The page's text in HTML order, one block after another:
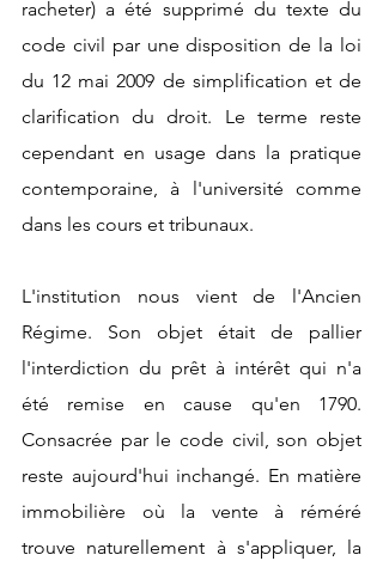
racheter) a été supprimé du texte du
code civil par une disposition de la loi
du 12 mai 2009 de simplification et de
clarification du droit. Le terme reste
cependant en usage dans la pratique
contemporaine, à l'université comme
dans les cours et tribunaux.
L'institution nous vient de l'Ancien
Régime. Son objet était de pallier
l'interdiction du prêt à intérêt qui n'a
été remise en cause qu'en 1790.
Consacrée par le code civil, son objet
reste aujourd'hui inchangé. En matière
immobilière où la vente à réméré
trouve naturellement à s'appliquer, la